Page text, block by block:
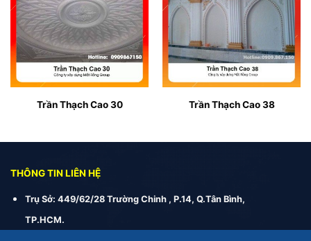
Trần Thạch Cao 30 Trần Thạch Cao 38
THÔNG TIN LIÊN HỆ
Trụ Sở: 449/62/28 Trường Chinh , P.14, Q.Tân Bình,
TP.HCM.